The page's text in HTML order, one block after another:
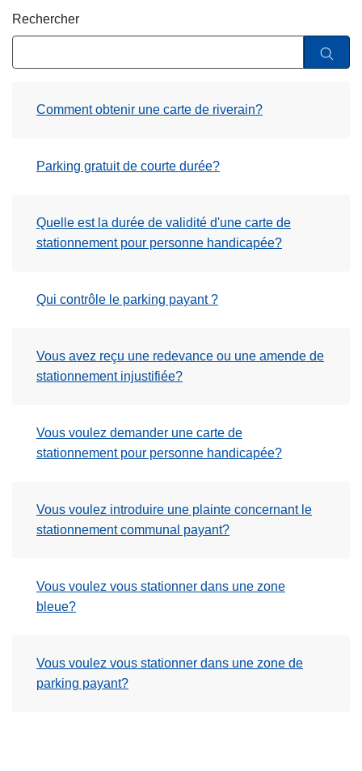
Rechercher
Comment obtenir une carte de riverain?
Parking gratuit de courte durée?
Quelle est la durée de validité d'une carte de
stationnement pour personne handicapée?
Qui contrôle le parking payant ?
Vous avez reçu une redevance ou une amende de
stationnement injustifiée?
Vous voulez demander une carte de
stationnement pour personne handicapée?
Vous voulez introduire une plainte concernant le
stationnement communal payant?
Vous voulez vous stationner dans une zone
bleue?
Vous voulez vous stationner dans une zone de
parking payant?